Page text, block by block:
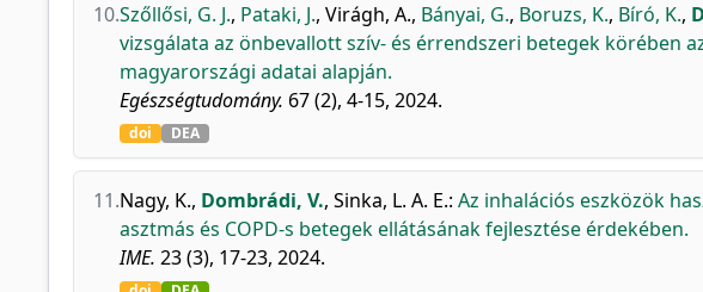
10.Szőllősi, G. J., Pataki, J., Virágh, A., Bányai, G., Boruzs, K., Bíró, K.,
vizsgálata az önbevallott szív- és érrendszeri betegek körében
magyarországi adatai alapján.
Egészségtudomány. 67 (2), 4-15, 2024.
doi DEA
11.Nagy, K., Dombrádi, V., Sinka, L. A. E.: Az inhalációs eszközök
asztmás és COPD-s betegek ellátásának fejlesztése érdekében.
IME. 23 (3), 17-23, 2024.